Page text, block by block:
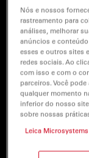
Nós e nossos
rastreamento para
análises, melhorar
anúncios e
esses e outros sites
redes sociais. Ao
com isso e com o
parceiros. Você
qualquer momento
inferior do nosso
sobre nossas
Leica